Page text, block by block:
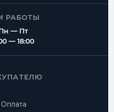
РАБОТЫ
— Пт
— 18:00
Оплата